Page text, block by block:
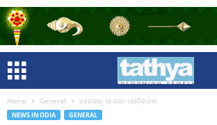
Home General ୪୫ହଜାର ଇ-ଯାନ ପଞ୍ଜିକରଣ
NEWS IN ODIA GENERAL